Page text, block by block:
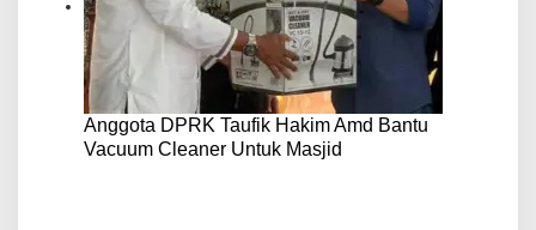
Anggota DPRK Taufik Hakim Amd Bantu
Vacuum Cleaner Untuk Masjid